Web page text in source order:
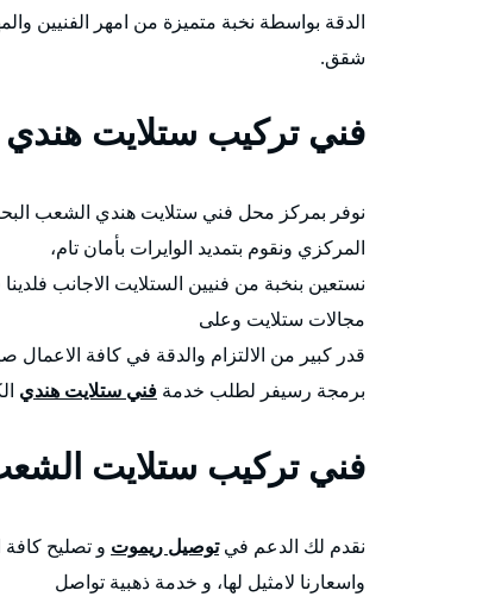
الدقة بواسطة نخبة متميزة من امهر الفنيين
شقق.
فني تركيب ستلايت
نوفر بمركز محل فني ستلايت هندي الشعب
المركزي ونقوم بتمديد الوايرات بأمان تام،
نستعين بنخبة من فنيين الستلايت الاجانب
مجالات ستلايت وعلى
قدر كبير من الالتزام والدقة في كافة الاعمال
برمجة رسيفر لطلب خدمة فني ستلايت هندي
فني تركيب ستلايت
نقدم لك الدعم فيتوصيل ريموت و تصليح كافة
واسعارنا لامثيل لها، و خدمة ذهبية تواصل